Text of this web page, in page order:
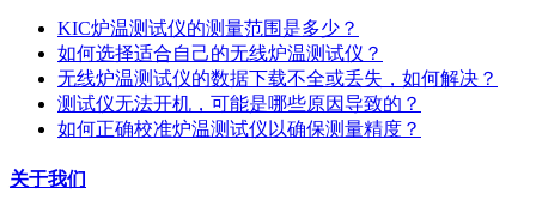
KIC炉温测试仪的测量范围是多少？
如何选择适合自己的无线炉温测试仪？
无线炉温测试仪的数据下载不全或丢失，如何解决？
测试仪无法开机，可能是哪些原因导致的？
如何正确校准炉温测试仪以确保测量精度？
关于我们